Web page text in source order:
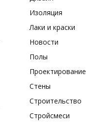
Изоляция
Лаки и краски
Новости
Полы
Проектирование
Стены
Строительство
Стройсмеси